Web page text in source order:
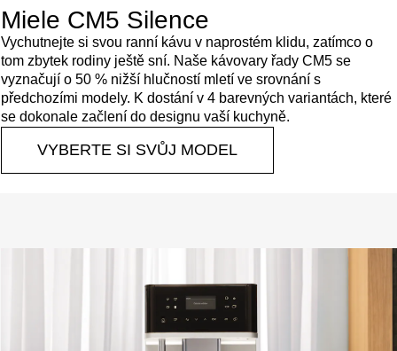
Miele CM5 Silence
Vychutnejte si svou ranní kávu v naprostém klidu, zatímco o
tom zbytek rodiny ještě sní. Naše kávovary řady CM5 se
vyznačují o 50 % nižší hlučností mletí ve srovnání s
předchozími modely. K dostání v 4 barevných variantách, které
se dokonale začlení do designu vaší kuchyně.
VYBERTE SI SVŮJ MODEL